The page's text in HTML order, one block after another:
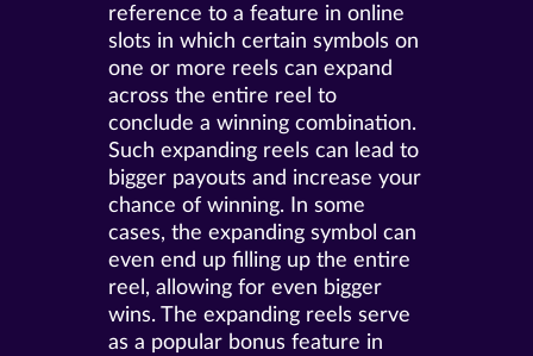
reference to a feature in online
slots in which certain symbols on
one or more reels can expand
across the entire reel to
conclude a winning combination.
Such expanding reels can lead to
bigger payouts and increase your
chance of winning. In some
cases, the expanding symbol can
even end up filling up the entire
reel, allowing for even bigger
wins. The expanding reels serve
as a popular bonus feature in